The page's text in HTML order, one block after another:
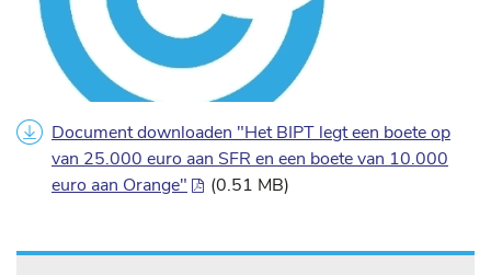
Document downloaden "Het BIPT legt een boete op
van 25.000 euro aan SFR en een boete van 10.000
euro aan Orange"
(0.51 MB)